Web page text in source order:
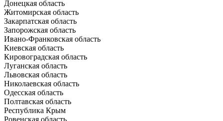
Донецкая область
Житомирская область
Закарпатская область
Запорожская область
Ивано-Франковская область
Киевская область
Кировоградская область
Луганская область
Львовская область
Николаевская область
Одесская область
Полтавская область
Республика Крым
Ровенская область